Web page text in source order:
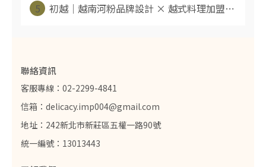
5
初越｜越南河粉品牌設計 × 越式料理加盟⋯
聯絡資訊
客服專線：02-2299-4841
信箱：delicacy.imp004@gmail.com
地址：242新北市新莊區五權一路90號
統一編號：13013443